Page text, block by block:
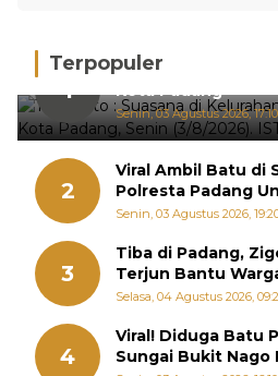
Terpopuler
1
Hujan Deras, 15
Kota Padang
Senin, 03 Agustus 2026,
2
Viral Ambil Batu di
Polresta Padang
Sebenarnya
Senin, 03 Agustus 2026,
3
Tiba di Padang,
Terjun Bantu
Selasa, 04 Agustus 2026,
4
Viral! Diduga Batu
Sungai Bukit Nago